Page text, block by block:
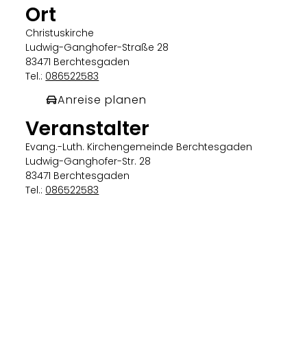
Ort
Christuskirche
Ludwig-Ganghofer-Straße 28
83471 Berchtesgaden
Tel.: 086522583
Anreise planen
Veranstalter
Evang.-Luth. Kirchengemeinde Berchtesgaden
Ludwig-Ganghofer-Str. 28
83471 Berchtesgaden
Tel.: 086522583